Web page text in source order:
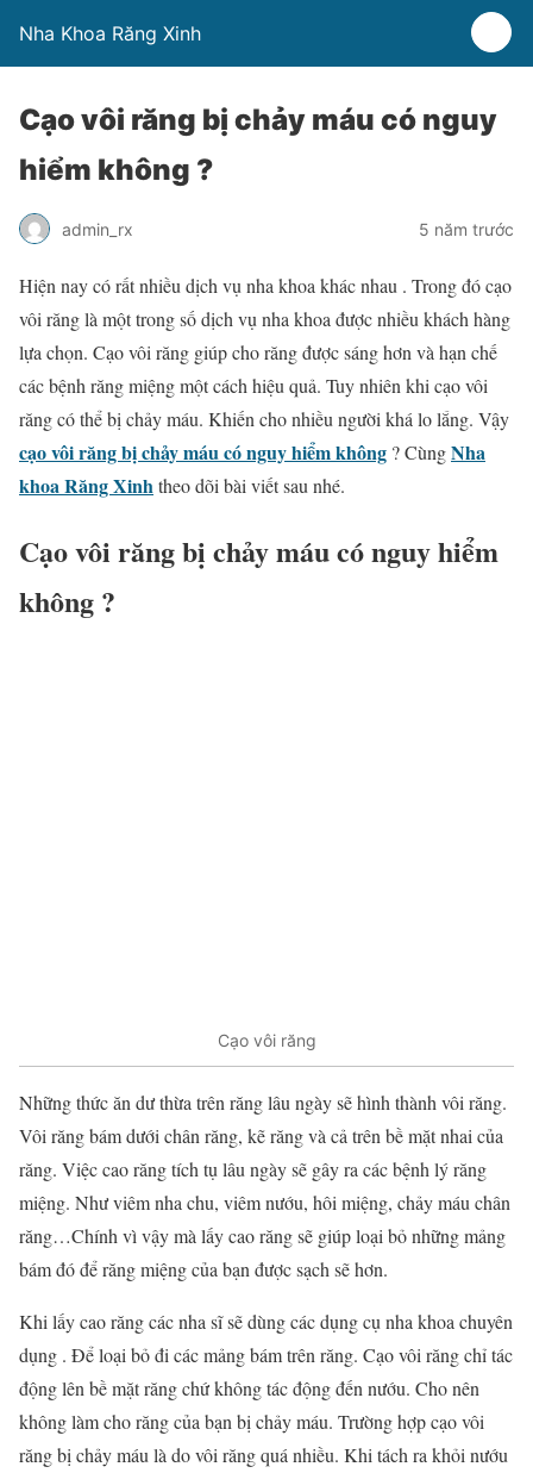
Nha Khoa Răng Xinh
Cạo vôi răng bị chảy máu có nguy
hiểm không ?
admin_rx 5 năm trước
Hiện nay có rất nhiều dịch vụ nha khoa khác nhau . Trong đó cạo
vôi răng là một trong số dịch vụ nha khoa được nhiều khách hàng
lựa chọn. Cạo vôi răng giúp cho răng được sáng hơn và hạn chế
các bệnh răng miệng một cách hiệu quả. Tuy nhiên khi cạo vôi
răng có thể bị chảy máu. Khiến cho nhiều người khá lo lắng. Vậy
cạo vôi răng bị chảy máu có nguy hiểm không ? CùngNha
khoa Răng Xinhtheo dõi bài viết sau nhé.
Cạo vôi răng bị chảy máu có nguy hiểm
không ?
Cạo vôi răng
Những thức ăn dư thừa trên răng lâu ngày sẽ hình thành vôi răng.
Vôi răng bám dưới chân răng, kẽ răng và cả trên bề mặt nhai của
răng. Việc cao răng tích tụ lâu ngày sẽ gây ra các bệnh lý răng
miệng. Như viêm nha chu, viêm nướu, hôi miệng, chảy máu chân
răng…Chính vì vậy mà lấy cao răng sẽ giúp loại bỏ những mảng
bám đó để răng miệng của bạn được sạch sẽ hơn.
Khi lấy cao răng các nha sĩ sẽ dùng các dụng cụ nha khoa chuyên
dụng . Để loại bỏ đi các mảng bám trên răng. Cạo vôi răng chỉ tác
động lên bề mặt răng chứ không tác động đến nướu. Cho nên
không làm cho răng của bạn bị chảy máu. Trường hợp cạo vôi
răng bị chảy máu là do vôi răng quá nhiều. Khi tách ra khỏi nướu